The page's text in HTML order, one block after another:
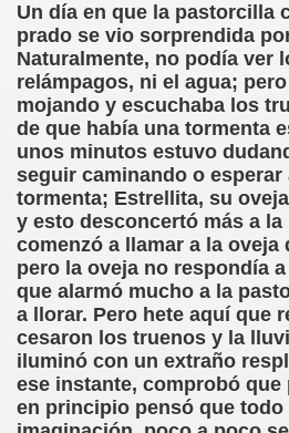
Un día en que la pastorcilla
prado se vio sorprendida
Naturalmente, no podía ver
relámpagos, ni el agua;
mojando y escuchaba los
de que había una tormenta
unos minutos estuvo
seguir caminando o esperar
tormenta; Estrellita, su
y esto desconcertó más a
comenzó a llamar a la oveja
pero la oveja no respondía
que alarmó mucho a la
a llorar. Pero hete aquí que
cesaron los truenos y la
iluminó con un extraño
ese instante, comprobó que
en principio pensó que todo
(Roberto Enjuto)
Fundamento Y
(Rogelio Muñoz Martínez)
la Luz (Alberto Gil)
(Francesc Miñana)
Suárez Santana)
no latino (Pedro Zurita)
Zurita, Ex Secretario Unión